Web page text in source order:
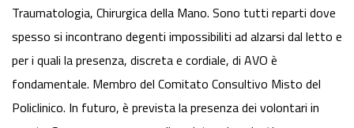
Traumatologia, Chirurgica della Mano. Sono tutti reparti dove
spesso si incontrano degenti impossibiliti ad alzarsi dal letto e
per i quali la presenza, discreta e cordiale, di AVO è
fondamentale. Membro del Comitato Consultivo Misto del
Policlinico. In futuro, è prevista la presenza dei volontari in